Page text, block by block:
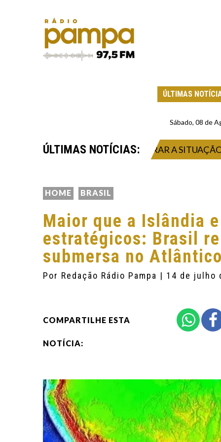
ÚLTIMAS
Sábado, 08 de
ÚLTIMAS NOTÍCIAS:
QUE PODERÁ MELHORAR A SITUAÇÃO
HOME BRASIL
Maior que a Islândia
estratégicos: Brasil
submersa no
Por Redação Rádio Pampa | 14 de julho
COMPARTILHE ESTA
NOTÍCIA: